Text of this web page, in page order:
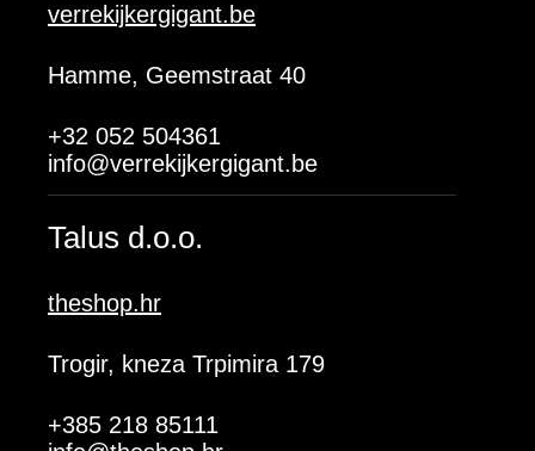
verrekijkergigant.be
Hamme, Geemstraat 40
+32 052 504361
info@verrekijkergigant.be
Talus d.o.o.
theshop.hr
Trogir, kneza Trpimira 179
+385 218 85111